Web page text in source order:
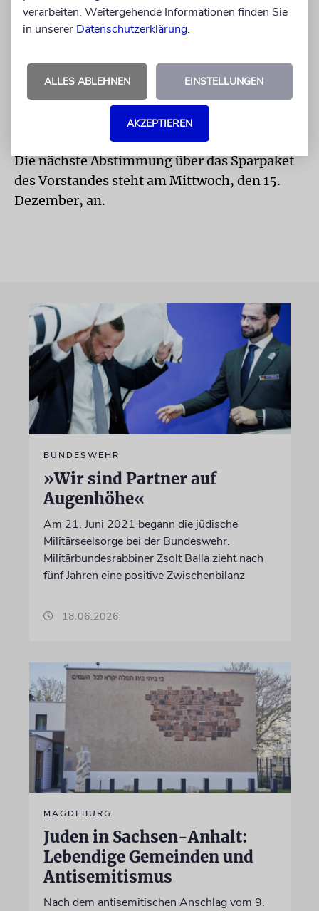
»Wir können nur an die Vernunft der
Repräsentanten appellieren. Es geht um die
Und Palenker gibt sich unverdrossen. »Wir
werden weiter an der Sache arbeiten. Dieser
Punkt wird so lange auf die Tagesordnung
kommen, bis er angenommen ist.«
Die nächste Abstimmung über das Sparpaket
des Vorstandes steht am Mittwoch, den 15.
Dezember, an.
BUNDESWEHR
»Wir sind Partner auf
Augenhöhe«
Am 21. Juni 2021 begann die jüdische
Militärseelsorge bei der Bundeswehr.
Militärbundesrabbiner Zsolt Balla zieht nach
fünf Jahren eine positive Zwischenbilanz
18.06.2026
MAGDEBURG
Juden in Sachsen-Anhalt:
Lebendige Gemeinden und
Antisemitismus
Nach dem antisemitischen Anschlag vom 9.
verarbeiten. Weitergehende Informationen finden Sie
in unserer Datenschutzerklärung.
ALLES ABLEHNEN EINSTELLUNGEN
AKZEPTIEREN